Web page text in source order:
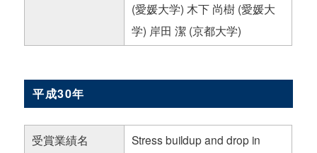
(愛媛大学) 木下 尚樹 (愛媛大
学) 岸田 潔 (京都大学)
平成30年
受賞業績名
Stress buildup and drop in